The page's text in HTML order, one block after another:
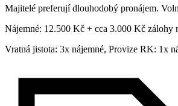
Majitelé preferují dlouhodobý pronájem.
Nájemné: 12.500 Kč + cca 3.000 Kč zálohy
Vratná jistota: 3x nájemné, Provize RK: 1x